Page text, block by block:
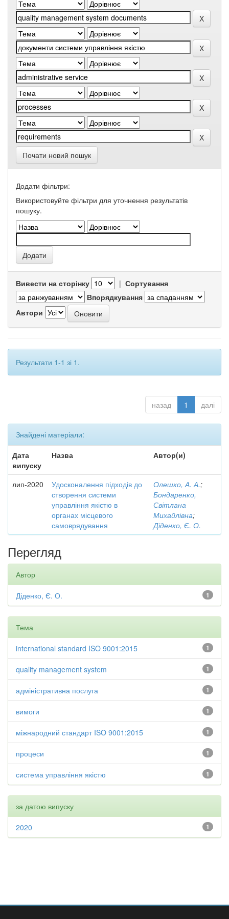
Почати новий пошук
Додати фільтри:
Використовуйте фільтри для уточнення результатів
пошуку.
Вивести на сторінку | Сортування
Впорядкування
Автори
Результати 1-1 зі 1.
назад 1 далі
Знайдені матеріали:
Дата
випуску
Назва Автор(и)
лип-2020
Удосконалення підходів до
створення системи
управління якістю в
органах місцевого
самоврядування
Олешко, А. А.;
Бондаренко,
Світлана
Михайлівна;
Діденко, Є. О.
Перегляд
Автор
1
Діденко, Є. О.
Тема
1
international standard ISO 9001:2015
1
quality management system
1
адміністративна послуга
1
вимоги
1
міжнародний стандарт ISO 9001:2015
1
процеси
1
система управління якістю
за датою випуску
1
2020